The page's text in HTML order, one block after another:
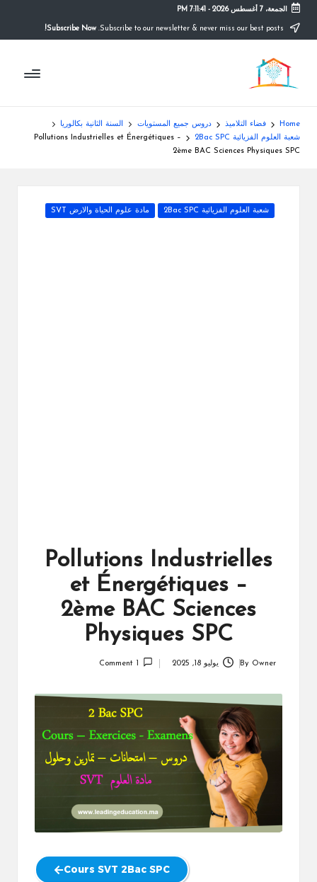
content
الجمعة، 7 أغسطس 2026 -
7:11:42 PM
Subscribe Now!
م
و
ق
ع
التعليم
الصريح
Home فضاء التلاميذ دروس جميع المستويات
السنة الثانية بكالوريا
شعبة العلوم الفزيائية 2Bac SPC
Pollutions Industrielles et Énergétiques –
2ème BAC Sciences Physiques SPC
Posted
شعبة العلوم الفزيائية 2Bac SPC مادة علوم الحياة والارض SVT
Pollutions Industrielles
et Énergétiques –
2ème BAC Sciences
Physiques SPC
By Owner يوليو 18, 2025
Cours SVT 2Bac SPC